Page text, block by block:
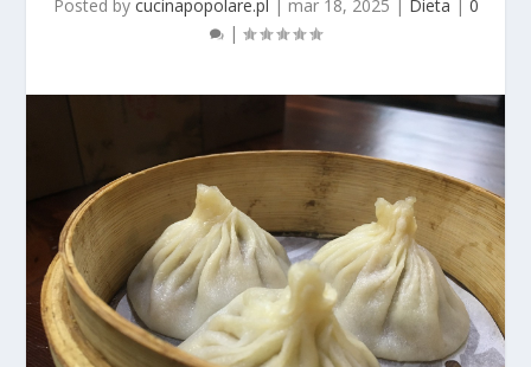
Posted by cucinapopolare.pl | mar 18, 2025 | Dieta | 0
|